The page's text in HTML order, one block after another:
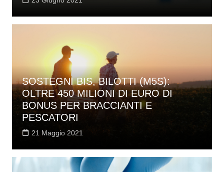
SOSTEGNI BIS, BILOTTI (M5S):
OLTRE 450 MILIONI DI EURO DI
BONUS PER BRACCIANTI E
PESCATORI
21 Maggio 2021